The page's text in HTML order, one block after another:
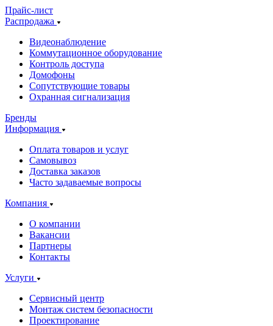
Прайс-лист
Распродажа
Видеонаблюдение
Коммутационное оборудование
Контроль доступа
Домофоны
Сопутствующие товары
Охранная сигнализация
Бренды
Информация
Оплата товаров и услуг
Самовывоз
Доставка заказов
Часто задаваемые вопросы
Компания
О компании
Вакансии
Партнеры
Контакты
Услуги
Сервисный центр
Монтаж систем безопасности
Проектирование